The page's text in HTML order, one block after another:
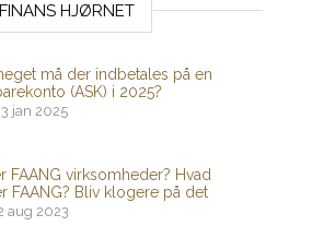
FINANS HJØRNET
må der indbetales på en
(ASK) i 2025?
jan 2025
FAANG virksomheder? Hvad
FAANG? Bliv klogere på det
aug 2023